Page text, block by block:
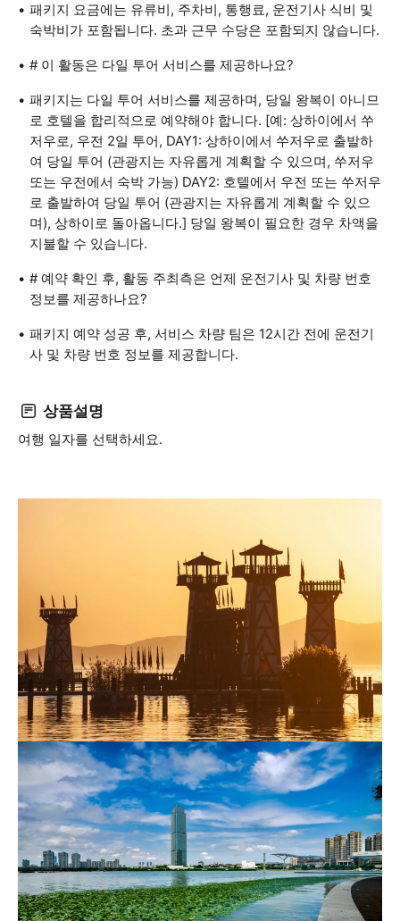
패키지 요금에는 유류비, 주차비, 통행료, 운전기사 식비 및
숙박비가 포함됩니다. 초과 근무 수당은 포함되지 않습니다.
# 이 활동은 다일 투어 서비스를 제공하나요?
패키지는 다일 투어 서비스를 제공하며, 당일 왕복이 아니므
로 호텔을 합리적으로 예약해야 합니다. [예: 상하이에서 쑤
저우로, 우전 2일 투어, DAY1: 상하이에서 쑤저우로 출발하
여 당일 투어 (관광지는 자유롭게 계획할 수 있으며, 쑤저우
또는 우전에서 숙박 가능) DAY2: 호텔에서 우전 또는 쑤저우
로 출발하여 당일 투어 (관광지는 자유롭게 계획할 수 있으
며), 상하이로 돌아옵니다.] 당일 왕복이 필요한 경우 차액을
지불할 수 있습니다.
# 예약 확인 후, 활동 주최측은 언제 운전기사 및 차량 번호
정보를 제공하나요?
패키지 예약 성공 후, 서비스 차량 팀은 12시간 전에 운전기
사 및 차량 번호 정보를 제공합니다.
상품설명
여행 일자를 선택하세요.